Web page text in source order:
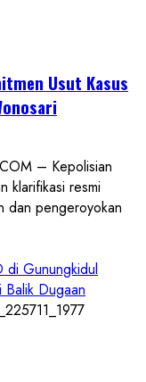
Usut Kasus
– Kepolisian
klarifikasi resmi
dan pengeroyokan
di Gunungkidul
Balik Dugaan